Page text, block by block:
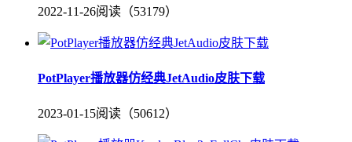
2022-11-26阅读（53179）
PotPlayer播放器仿经典JetAudio皮肤下载
2023-01-15阅读（50612）